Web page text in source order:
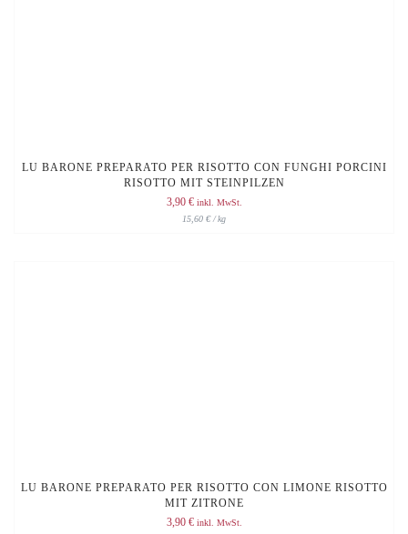
LU BARONE PREPARATO PER RISOTTO CON FUNGHI PORCINI
RISOTTO MIT STEINPILZEN
3,90 € inkl. MwSt.
15,60 € /kg
LU BARONE PREPARATO PER RISOTTO CON LIMONE RISOTTO
MIT ZITRONE
3,90 € inkl. MwSt.